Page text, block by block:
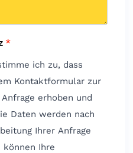
*
ich zu, dass
Kontaktformular zur
erhoben und
Daten werden nach
Ihrer Anfrage